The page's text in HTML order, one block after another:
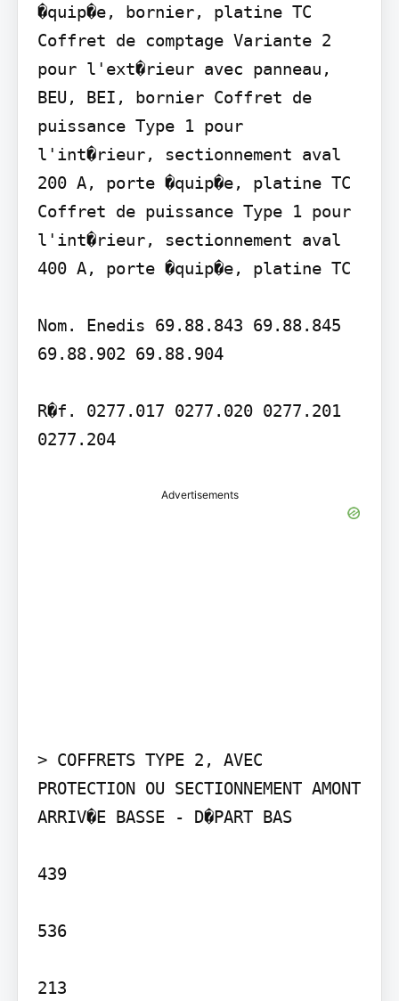
�quip�e, bornier, platine TC
Coffret de comptage Variante 2
pour l'ext�rieur avec panneau,
BEU, BEI, bornier Coffret de
puissance Type 1 pour
l'int�rieur, sectionnement aval
200 A, porte �quip�e, platine TC
Coffret de puissance Type 1 pour
l'int�rieur, sectionnement aval
400 A, porte �quip�e, platine TC
Nom. Enedis 69.88.843 69.88.845
69.88.902 69.88.904
R�f. 0277.017 0277.020 0277.201
0277.204
Advertisements
> COFFRETS TYPE 2, AVEC
PROTECTION OU SECTIONNEMENT AMONT
ARRIV�E BASSE - D�PART BAS
439
536
213